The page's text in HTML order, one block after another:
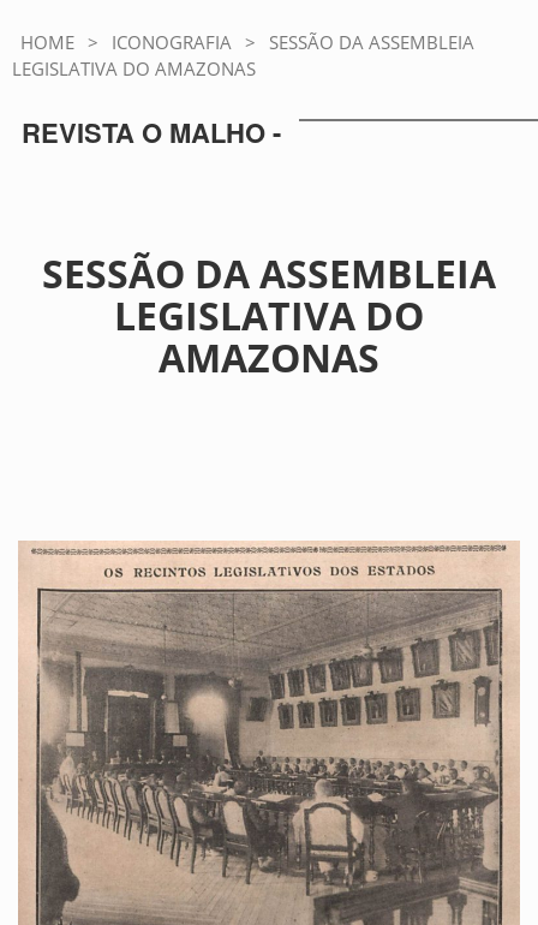
HOME > ICONOGRAFIA >
SESSÃO DA ASSEMBLEIA
LEGISLATIVA DO AMAZONAS
REVISTA O MALHO -
SESSÃO DA ASSEMBLEIA
LEGISLATIVA DO
AMAZONAS